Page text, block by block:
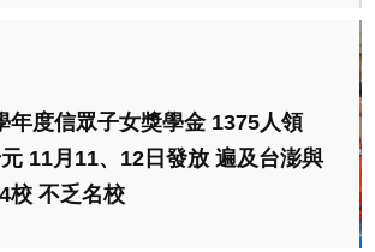
年度信眾子女獎學金 1375人領
11月11、12日發放 遍及台澎與
校 不乏名校